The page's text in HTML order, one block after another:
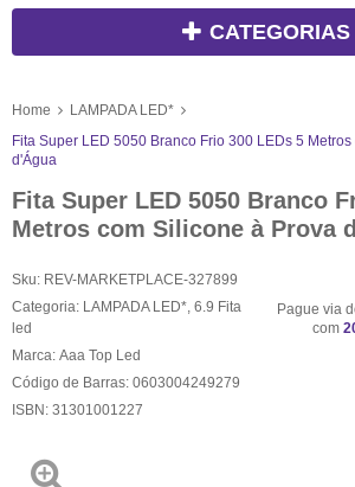
CATEGORIAS
Home
LAMPADA LED*
Fita Super LED 5050 Branco Frio 300 LEDs 5
d'Água
Fita Super LED 5050 Branco
Metros com Silicone à Prova
Sku: REV-MARKETPLACE-327899
Categoria: LAMPADA LED* 6.9 Fita
led
Marca: Aaa Top Led
Código de Barras: 0603004249279
ISBN: 31301001227
Pague via
com